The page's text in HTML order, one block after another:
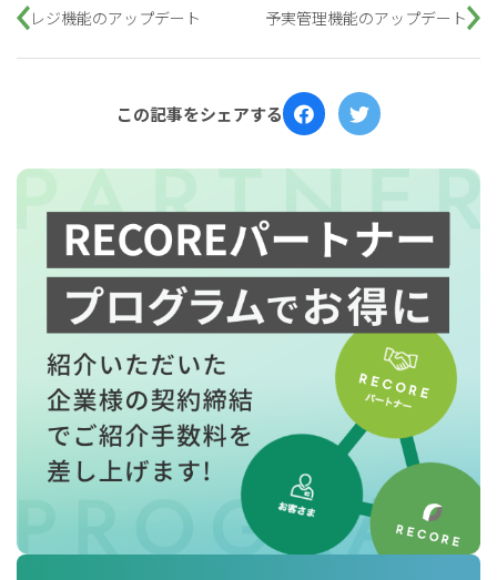
レジ機能のアップデート 予実管理機能のアップデート
この記事をシェアする